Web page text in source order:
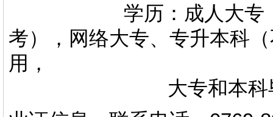
学历：成人大专，专
考），网络大专、专升本科
用，
大专和本科毕业证